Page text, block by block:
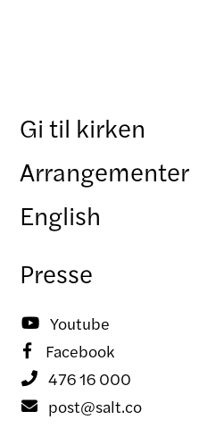
Gi til kirken
Arrangementer
English
Presse
 Youtube
 Facebook
 476 16 000
 post@salt.co